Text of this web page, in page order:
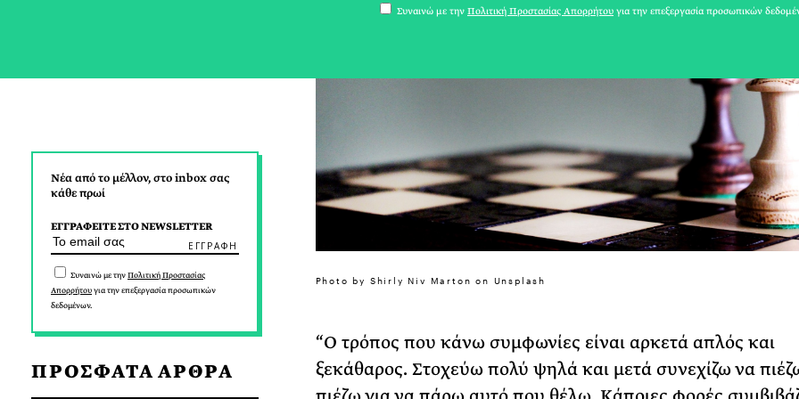
Νέα από το μέλλον, στο inbox σας
κάθε πρωί
ΕΓΓΡΑΦΕΙΤΕ ΣΤΟ NEWSLETTER
Συναινώ με τηνΠολιτική Προστασίας
Απορρήτουγια την επεξεργασία προσωπικών
δεδομένων.
ΠΡΟΣΦΑΤΑ ΑΡΘΡΑ
Photo by Shirly Niv Marton on Unsplash
“Ο τρόπος που κάνω συμφωνίες είναι αρκετά απλός και
ξεκάθαρος. Στοχεύω πολύ ψηλά και μετά συνεχίζω να
31 ΙΟΥΛΙΟΥ 2026
Συναινώ με την Πολιτική Προστασίας Απορρήτου για την επεξεργασία προσωπικών